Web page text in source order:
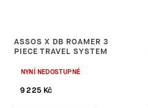
ASSOS X DB ROAMER 3
PIECE TRAVEL SYSTEM
NYNÍ NEDOSTUPNÉ
9 225 Kč